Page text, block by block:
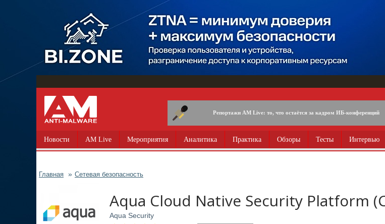
Репортажи AM Live: то, что остаётся за кадром ИБ-конференций
Новости AM Live Мероприятия Аналитика Практика Обзоры Тесты Интервью
Главная Сетевая безопасность
Aqua Cloud Native Security Platform
Aqua Security